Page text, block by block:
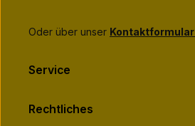
Oder über unser Kontaktformular
Service
Rechtliches